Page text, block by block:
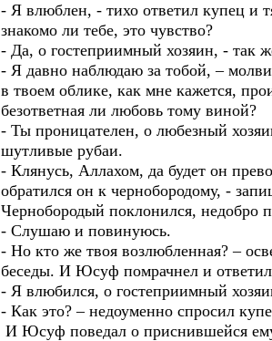
- Я влюблен, - тихо ответил купец и
знакомо ли тебе, это чувство?
- Да, о гостеприимный хозяин, - так
- Я давно наблюдаю за тобой, –
в твоем облике, как мне кажется,
безответная ли любовь тому виной?
- Ты проницателен, о любезный
шутливые рубаи.
- Клянусь, Аллахом, да будет он
обратился он к чернобородому, -
Чернобородый поклонился, недобро
- Слушаю и повинуюсь.
- Но кто же твоя возлюбленная? –
беседы. И Юсуф помрачнел и
- Я влюбился, о гостеприимный
- Как это? – недоуменно спросил
И Юсуф поведал о приснившейся